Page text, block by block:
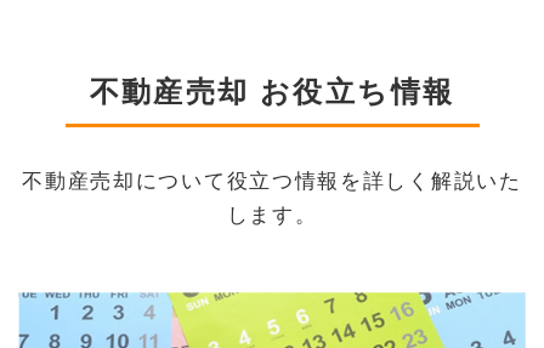
不動産売却 お役立ち情報
不動産売却について役立つ情報を詳しく解説いた
します。